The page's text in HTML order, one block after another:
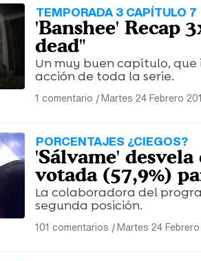
TEMPORADA 3 CAPÍTULO 7
'Banshee' Recap
dead"
Un muy buen capítulo, que
acción de toda la serie.
1 comentario |Martes 24 Febrero
PORCENTAJES ¿CIEGOS?
'Sálvame'
votada (57,9%)
La colaboradora del
segunda posición.
101 comentarios |Martes 24 Febrero